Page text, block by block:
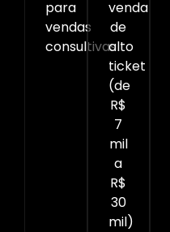
para
vendas
consultivas
venda
de
alto
ticket
(de
R$
7
mil
a
R$
30
mil)